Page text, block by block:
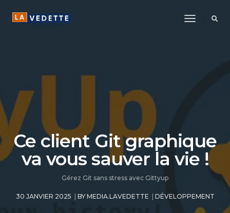
Toggle
Ce client Git graphique
va vous sauver la vie !
Gérez Git sans stress avec Gittyup
30 JANVIER 2025 BY MEDIA.LAVEDETTE DÉVELOPPEMENT